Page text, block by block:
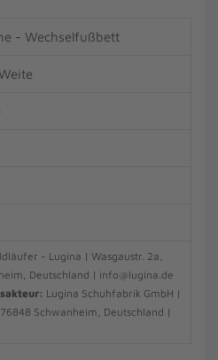
- Wechselfußbett
- Lugina | Wasgaustr. 2a,
Deutschland | info@lugina.de
Lugina Schuhfabrik GmbH |
Schwanheim, Deutschland |